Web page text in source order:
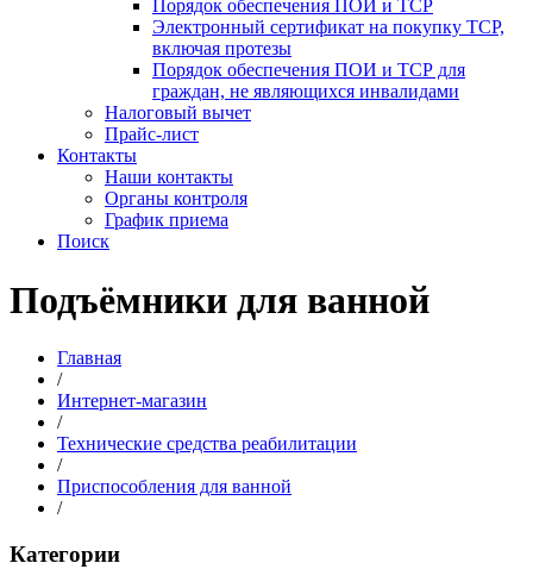
Порядок обеспечения ПОИ и ТСР
Электронный сертификат на покупку ТСР,
включая протезы
Порядок обеспечения ПОИ и ТСР для
граждан, не являющихся инвалидами
Налоговый вычет
Прайс-лист
Контакты
Наши контакты
Органы контроля
График приема
Поиск
Подъёмники для ванной
Главная
/
Интернет-магазин
/
Технические средства реабилитации
/
Приспособления для ванной
/
Категории